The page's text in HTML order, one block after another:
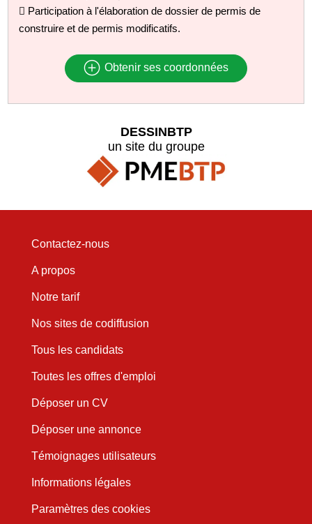
 Participation à l'élaboration de dossier de permis de
construire et de permis modificatifs.
Obtenir ses coordonnées
DESSINBTP
un site du groupe
Contactez-nous
A propos
Notre tarif
Nos sites de codiffusion
Tous les candidats
Toutes les offres d'emploi
Déposer un CV
Déposer une annonce
Témoignages utilisateurs
Informations légales
Paramètres des cookies